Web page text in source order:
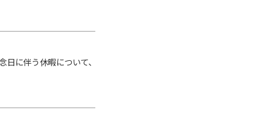
に伴う休暇について、